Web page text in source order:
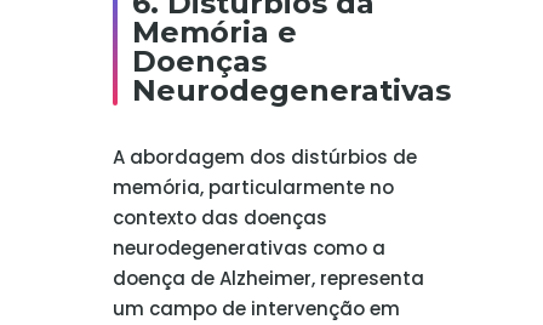
Memória e
Doenças
Neurodegenerativas
A abordagem dos distúrbios de
memória, particularmente no
contexto das doenças
neurodegenerativas como a
doença de Alzheimer, representa
um campo de intervenção em